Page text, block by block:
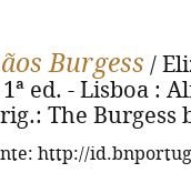
Burgess /
ed. - Lisboa :
The Burgess
http://